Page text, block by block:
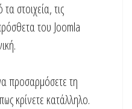
στοιχεία, τις
του Joomla
προσαρμόσετε τη
κρίνετε κατάλληλο.